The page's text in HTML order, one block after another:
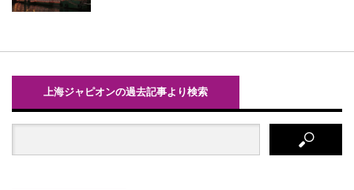
上海ジャピオンの過去記事より検索